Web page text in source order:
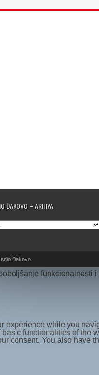
ĐAKOVO – ARHIVA
Đakovo
funkcionalnosti
experience while you
functionalities of the
consent. You also have